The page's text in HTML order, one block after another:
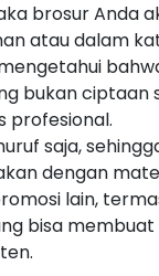
brosur Anda
atau dalam
bukan ciptaan
profesional.
saja,
dengan
lain,
bisa membuat